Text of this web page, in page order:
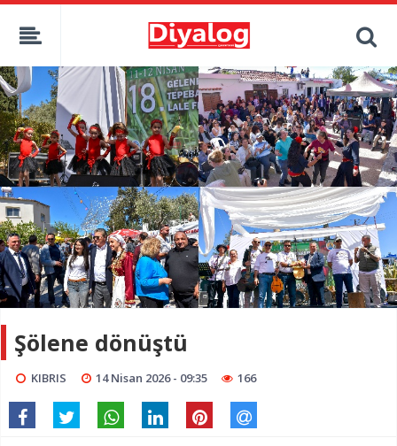
Şölene dönüştü
KIBRIS 14 Nisan 2026 - 09:35 166